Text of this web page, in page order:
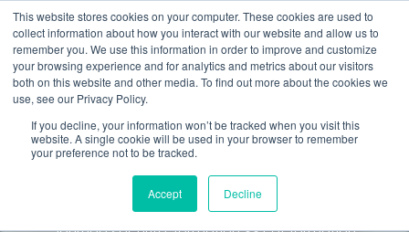
This website stores cookies on your computer. These cookies are used to
collect information about how you interact with our website and allow us to
remember you. We use this information in order to improve and customize
your browsing experience and for analytics and metrics about our visitors
both on this website and other media. To find out more about the cookies we
use, see our Privacy Policy.
If you decline, your information won’t be tracked when you visit this
website. A single cookie will be used in your browser to remember
your preference not to be tracked.
Accept Decline
Aller
au
contenu
principal
01 84 20 18 48
Spécialiste de la formation SST et
de la Formation Incendie
à Paris La Défense depuis 2015